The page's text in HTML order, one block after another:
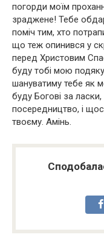
погорди моїм
зраджене! Тебе
поміч тим, хто
що теж опинився у
перед Христовим
буду тобі мою подяку
шануватиму тебе як
буду Богові за
посередництво, і
твоєму. Амінь.